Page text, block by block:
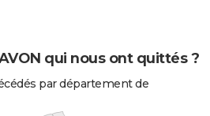
qui nous ont quittés ?
par département de